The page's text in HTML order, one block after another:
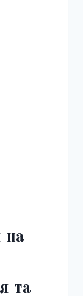
на
та